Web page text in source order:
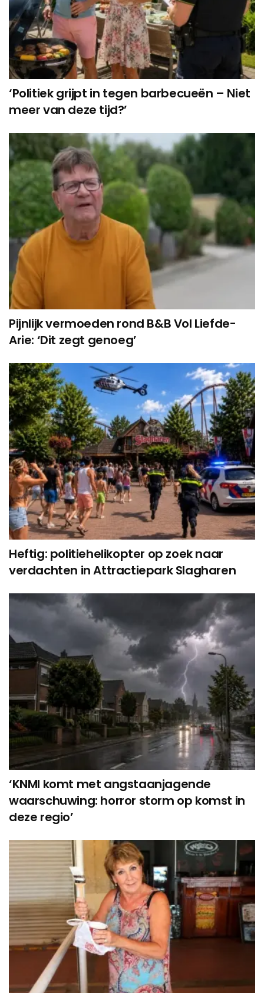
‘Politiek grijpt in tegen barbecueën – Niet
meer van deze tijd?’
Pijnlijk vermoeden rond B&B Vol Liefde-
Arie: ‘Dit zegt genoeg’
Heftig: politiehelikopter op zoek naar
verdachten in Attractiepark Slagharen
‘KNMI komt met angstaanjagende
waarschuwing: horror storm op komst in
deze regio’